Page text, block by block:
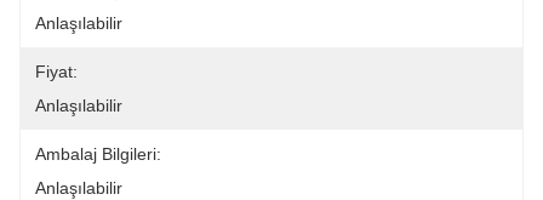
Anlaşılabilir
Fiyat:
Anlaşılabilir
Ambalaj Bilgileri:
Anlaşılabilir